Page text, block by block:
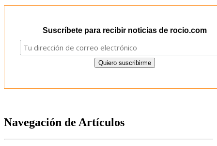
Suscríbete para recibir noticias de rocio.com
Navegación de Artículos